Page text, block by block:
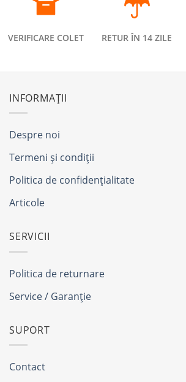
VERIFICARE COLET RETUR ÎN 14 ZILE
INFORMAȚII
Despre noi
Termeni și condiții
Politica de confidențialitate
Articole
SERVICII
Politica de returnare
Service / Garanție
SUPORT
Contact